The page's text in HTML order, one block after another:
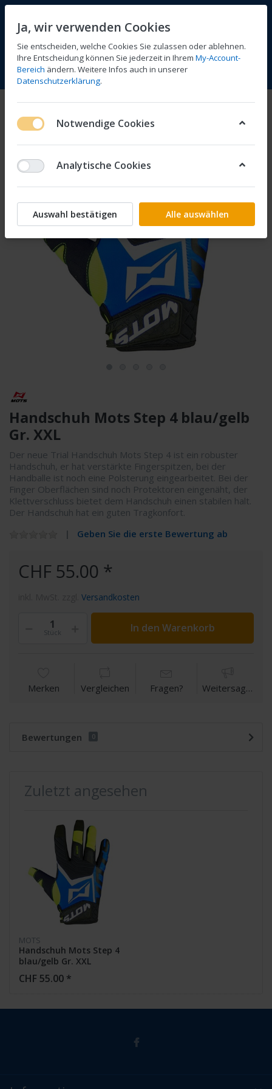
Menü Anmelden Vergleichen Wunschliste
Handschuh Mots Step 4 blau/gelb
Gr. XXL
Der neue Trial Handschuh Mots Step 4 ist ein robuster
Handschuh, er hat verstärkte Fingerspitzen, bei der
Handballe ist noch eine Polsterung eingearbeitet. Bei der
Finger Oberflächen sind noch Protektoren eingenäht, der
Klettverschluss bietet dem Handschuh einen stabilen halt.
Der Handschuh hat ein guten Tragkonfort.
Geben Sie die erste Bewertung ab
CHF 55.00 *
Versandkosten
Stück In den Warenkorb
Merken Vergleichen Fragen? Weitersagen
Bewertungen 0
Zuletzt angesehen
MOTS
Handschuh Mots Step 4
blau/gelb Gr. XXL
CHF 55.00 *
Ja, wir verwenden Cookies
Sie entscheiden, welche Cookies Sie zulassen oder ablehnen.
Ihre Entscheidung können Sie jederzeit in Ihrem My-Account-
Bereich ändern. Weitere Infos auch in unserer
Datenschutzerklärung.
Notwendige Cookies
Analytische Cookies
Auswahl bestätigen Alle auswählen